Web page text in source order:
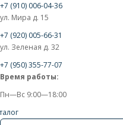
+7 (910) 006-04-36
ул. Мира д. 15
+7 (920) 005-66-31
ул. Зеленая д. 32
+7 (950) 355-77-07
Время работы:
Пн—Вс 9:00—18:00